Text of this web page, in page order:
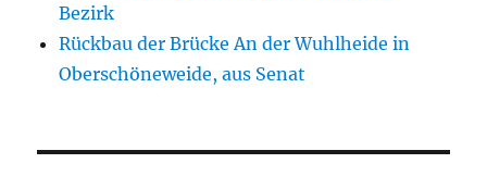
Bezirk
Rückbau der Brücke An der Wuhlheide in
Oberschöneweide, aus Senat